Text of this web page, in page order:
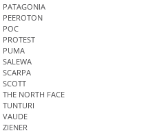
PATAGONIA
PEEROTON
POC
PROTEST
PUMA
SALEWA
SCARPA
SCOTT
THE NORTH FACE
TUNTURI
VAUDE
ZIENER